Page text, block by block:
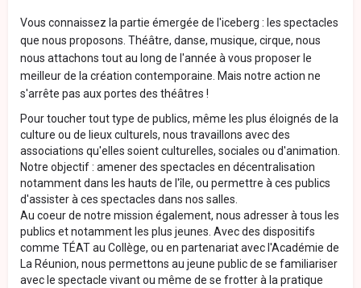
Vous connaissez la partie émergée de l'iceberg : les spectacles
que nous proposons. Théâtre, danse, musique, cirque, nous
nous attachons tout au long de l'année à vous proposer le
meilleur de la création contemporaine. Mais notre action ne
s'arrête pas aux portes des théâtres !
Pour toucher tout type de publics, même les plus éloignés de la
culture ou de lieux culturels, nous travaillons avec des
associations qu'elles soient culturelles, sociales ou d'animation.
Notre objectif : amener des spectacles en décentralisation
notamment dans les hauts de l'île, ou permettre à ces publics
d'assister à ces spectacles dans nos salles.
Au coeur de notre mission également, nous adresser à tous les
publics et notamment les plus jeunes. Avec des dispositifs
comme TÉAT au Collège, ou en partenariat avec l'Académie de
La Réunion, nous permettons au jeune public de se familiariser
avec le spectacle vivant ou même de se frotter à la pratique